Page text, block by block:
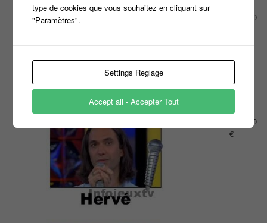
11
366 000
361 000
€
type de cookies que vous souhaitez en cliquant sur
"Paramètres".
Settings Reglage
Accept all - Accepter Tout